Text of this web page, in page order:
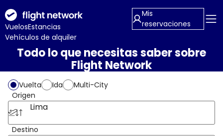
VuelosEstancias
Vehículos de alquiler
Mis
reservaciones
Todo lo que necesitas saber sobre
Flight Network
Vuelta Ida
Multi-City
Origen
Lima
Destino